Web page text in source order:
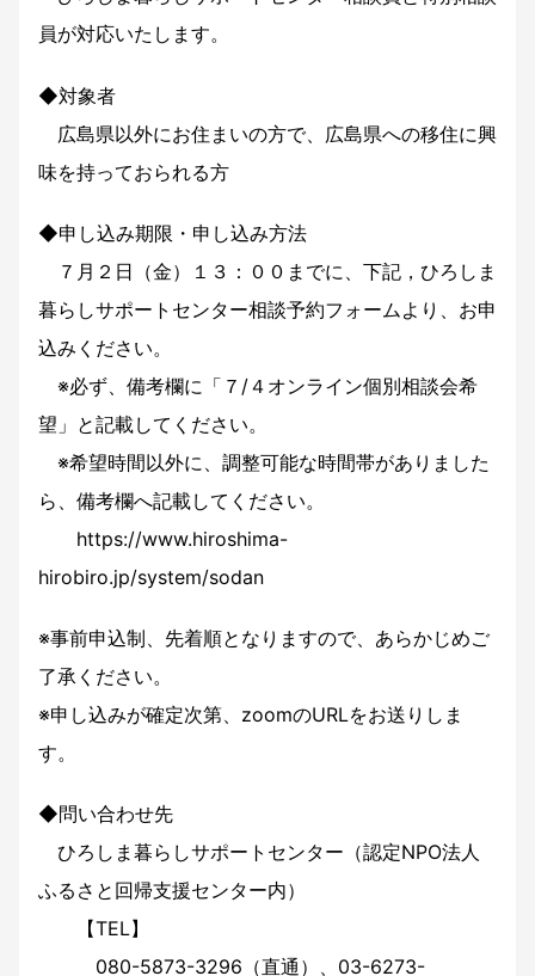
員が対応いたします。
◆対象者
広島県以外にお住まいの方で、広島県への移住に興
味を持っておられる方
◆申し込み期限・申し込み方法
７月２日（金）１３：００までに、下記，ひろしま
暮らしサポートセンター相談予約フォームより、お申
込みください。
※必ず、備考欄に「７/４オンライン個別相談会希
望」と記載してください。
※希望時間以外に、調整可能な時間帯がありました
ら、備考欄へ記載してください。
https://www.hiroshima-
hirobiro.jp/system/sodan
※事前申込制、先着順となりますので、あらかじめご
了承ください。
※申し込みが確定次第、zoomのURLをお送りしま
す。
◆問い合わせ先
ひろしま暮らしサポートセンター（認定NPO法人
ふるさと回帰支援センター内）
【TEL】
080-5873-3296（直通）、03-6273-